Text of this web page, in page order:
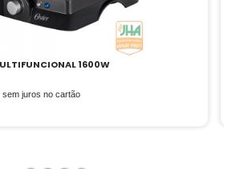
FED-20 – FRITADEIRA ELÉTRICA 2 CUBAS
ou até12x deR$ 181,67